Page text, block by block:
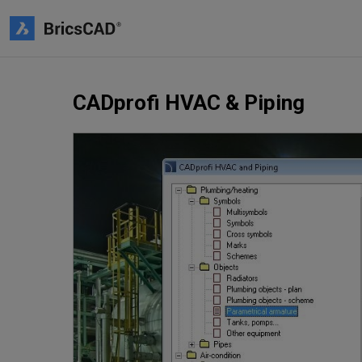
CADprofi HVAC & Piping